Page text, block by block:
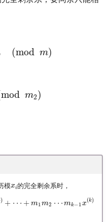
(mod m)
mod m2)
模xi的完全剩余系时，
) + ⋯ + m1m2 ⋯ mk−1x(k)